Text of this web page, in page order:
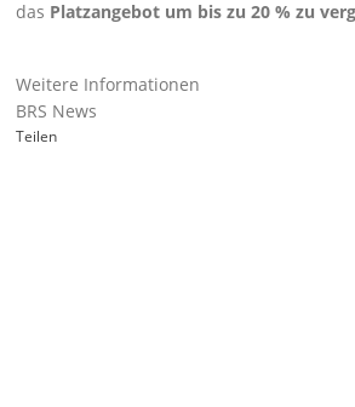
das Platzangebot um bis zu 20 % zu
Weitere Informationen
BRS News
Teilen